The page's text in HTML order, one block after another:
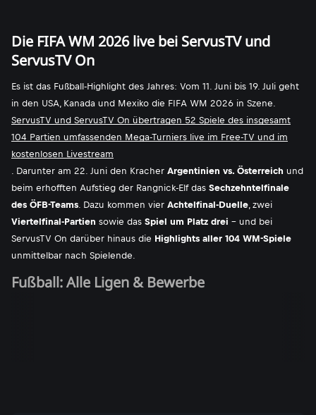
Die FIFA WM 2026 live bei ServusTV und
ServusTV On
Es ist das Fußball-Highlight des Jahres: Vom 11. Juni bis 19. Juli geht
in den USA, Kanada und Mexiko die FIFA WM 2026 in Szene.
ServusTV und ServusTV On übertragen 52 Spiele des insgesamt
104 Partien umfassenden Mega-Turniers live im Free-TV und im
kostenlosen Livestream
. Darunter am 22. Juni den Kracher Argentinien vs. Österreich und
beim erhofften Aufstieg der Rangnick-Elf das Sechzehntelfinale
des ÖFB-Teams. Dazu kommen vier Achtelfinal-Duelle, zwei
Viertelfinal-Partien sowie das Spiel um Platz drei - und bei
ServusTV On darüber hinaus die Highlights aller 104 WM-Spiele
unmittelbar nach Spielende.
Fußball: Alle Ligen & Bewerbe